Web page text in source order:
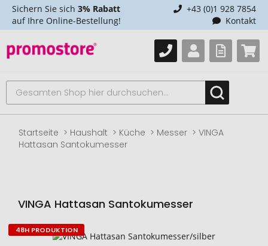
Sichern Sie sich 3% Rabatt
auf Ihre Online-Bestellung!
+43 (0)1 928 7854
Kontakt
Startseite Haushalt Küche Messer
VINGA
Hattasan Santokumesser
VINGA Hattasan Santokumesser
Zum
48H PRODUKTION